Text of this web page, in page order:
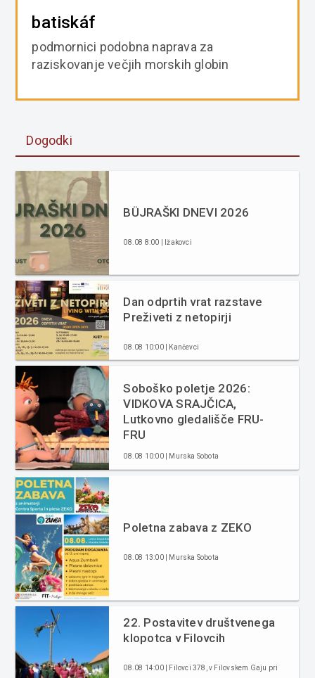
batiskáf
podmornici podobna naprava za
raziskovanje večjih morskih globin
Dogodki
BÜJRAŠKI DNEVI 2026
08.08 8:00 | Ižakovci
Dan odprtih vrat razstave
Preživeti z netopirji
08.08 10:00 | Kančevci
Soboško poletje 2026:
VIDKOVA SRAJČICA,
Lutkovno gledališče FRU-
FRU
08.08 10:00 | Murska Sobota
Poletna zabava z ZEKO
08.08 13:00 | Murska Sobota
22. Postavitev društvenega
klopotca v Filovcih
08.08 14:00 | Filovci 378, v Filovskem Gaju pri